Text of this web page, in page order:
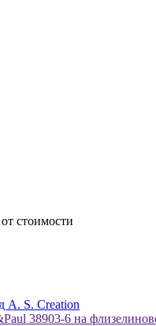
стоимости
A. S. Creation
38903-6 на